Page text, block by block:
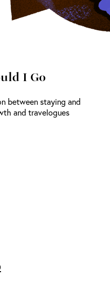
I Go
between staying and
and travelogues